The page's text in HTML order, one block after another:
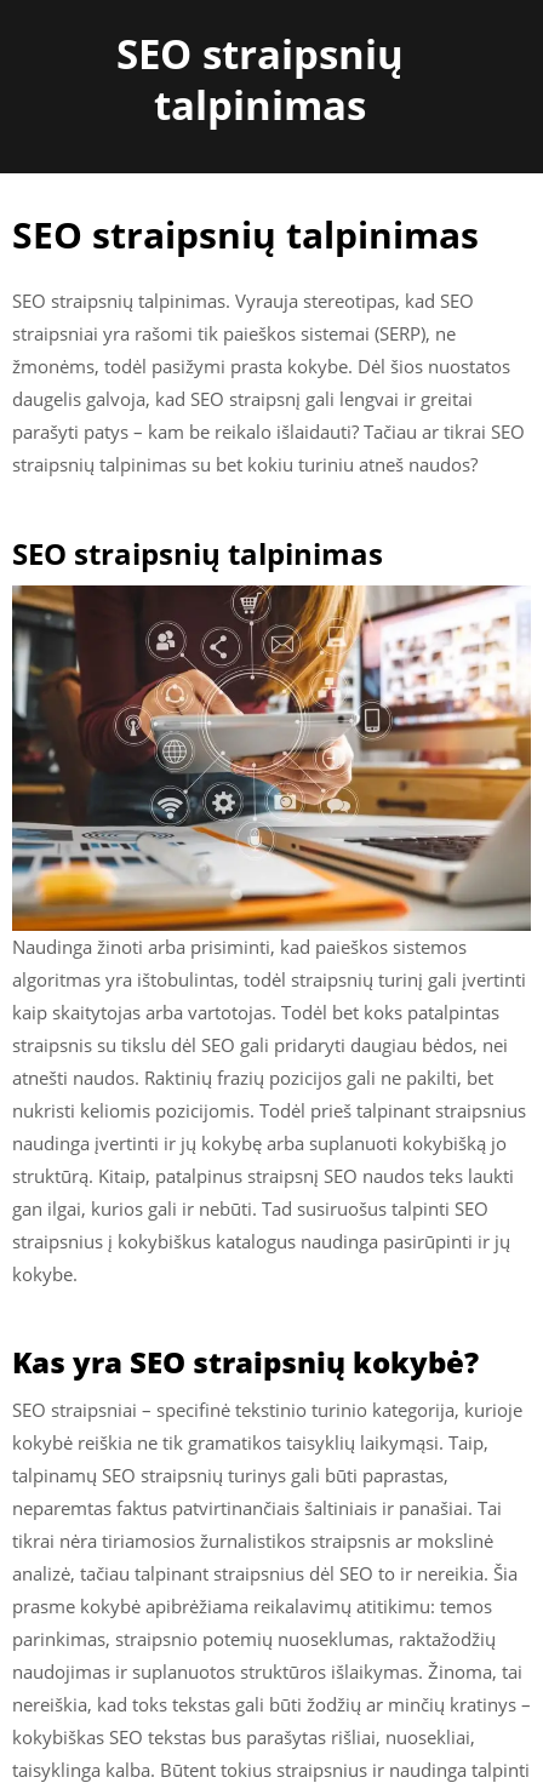
SEO straipsnių
talpinimas
SEO straipsnių talpinimas
SEO straipsnių talpinimas. Vyrauja stereotipas, kad SEO
straipsniai yra rašomi tik paieškos sistemai (SERP), ne
žmonėms, todėl pasižymi prasta kokybe. Dėl šios nuostatos
daugelis galvoja, kad SEO straipsnį gali lengvai ir greitai
parašyti patys – kam be reikalo išlaidauti? Tačiau ar tikrai SEO
straipsnių talpinimas su bet kokiu turiniu atneš naudos?
SEO straipsnių talpinimas
Naudinga žinoti arba prisiminti, kad paieškos sistemos
algoritmas yra ištobulintas, todėl straipsnių turinį gali įvertinti
kaip skaitytojas arba vartotojas. Todėl bet koks patalpintas
straipsnis su tikslu dėl SEO gali pridaryti daugiau bėdos, nei
atnešti naudos. Raktinių frazių pozicijos gali ne pakilti, bet
nukristi keliomis pozicijomis. Todėl prieš talpinant straipsnius
naudinga įvertinti ir jų kokybę arba suplanuoti kokybišką jo
struktūrą. Kitaip, patalpinus straipsnį SEO naudos teks laukti
gan ilgai, kurios gali ir nebūti. Tad susiruošus talpinti SEO
straipsnius į kokybiškus katalogus naudinga pasirūpinti ir jų
kokybe.
Kas yra SEO straipsnių kokybė?
SEO straipsniai – specifinė tekstinio turinio kategorija, kurioje
kokybė reiškia ne tik gramatikos taisyklių laikymąsi. Taip,
talpinamų SEO straipsnių turinys gali būti paprastas,
neparemtas faktus patvirtinančiais šaltiniais ir panašiai. Tai
tikrai nėra tiriamosios žurnalistikos straipsnis ar mokslinė
analizė, tačiau talpinant straipsnius dėl SEO to ir nereikia. Šia
prasme kokybė apibrėžiama reikalavimų atitikimu: temos
parinkimas, straipsnio potemių nuoseklumas, raktažodžių
naudojimas ir suplanuotos struktūros išlaikymas. Žinoma, tai
nereiškia, kad toks tekstas gali būti žodžių ar minčių kratinys –
kokybiškas SEO tekstas bus parašytas rišliai, nuosekliai,
taisyklinga kalba. Būtent tokius straipsnius ir naudinga talpinti